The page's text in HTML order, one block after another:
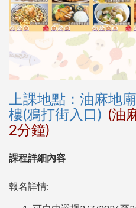
上課地點：油麻地
樓(鴉打街入口) (油
2分鐘)
課程詳細內容
報名詳情: